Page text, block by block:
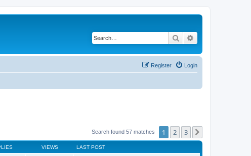
Search
Login
Register
Search found 57 matches 1 2 3
VIEWS LAST POST